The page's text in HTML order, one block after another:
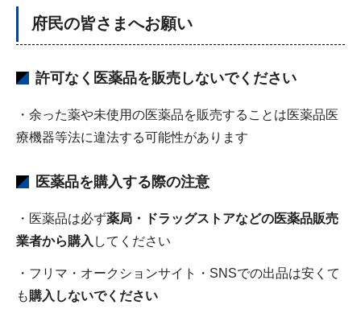
府民の皆さまへお願い
許可なく医薬品を販売しないでください
・余った薬や未使用の医薬品を販売することは医薬品医
療機器等法に違法する可能性があります
医薬品を購入する際の注意
・医薬品は必ず薬局・ドラッグストアなどの医薬品販売
業者から購入 してください
・フリマ・オークションサイト・SNSでの出品は安くて
も購入しないでください